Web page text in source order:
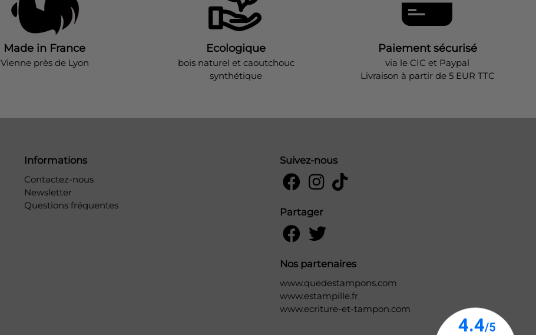
Made in France
Vienne près de Lyon
Ecologique
bois naturel et caoutchouc
synthétique
Paiement sécurisé
via le CIC et Paypal
Livraison à partir de 5 EUR TTC
Informations
Contactez-nous
Newsletter
Questions fréquentes
Suivez-nous
Partager
Nos partenaires
www.quedestampons.com
www.estampille.fr
www.ecriture-et-tampon.com